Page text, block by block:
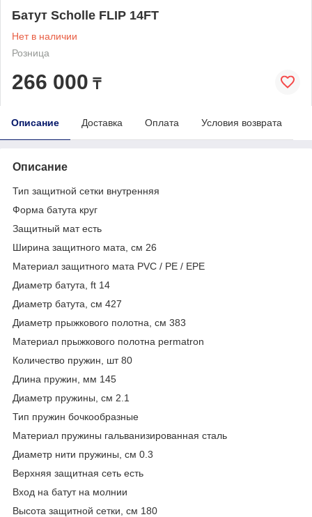
Батут Scholle FLIP 14FT
Нет в наличии
Розница
266 000 ₸
Описание Доставка Оплата Условия возврата
Описание
Тип защитной сетки внутренняя
Форма батута круг
Защитный мат есть
Ширина защитного мата, см 26
Материал защитного мата PVC / PE / EPE
Диаметр батута, ft 14
Диаметр батута, см 427
Диаметр прыжкового полотна, см 383
Материал прыжкового полотна permatron
Количество пружин, шт 80
Длина пружин, мм 145
Диаметр пружины, см 2.1
Тип пружин бочкообразные
Материал пружины гальванизированная сталь
Диаметр нити пружины, см 0.3
Верхняя защитная сеть есть
Вход на батут на молнии
Высота защитной сетки, см 180